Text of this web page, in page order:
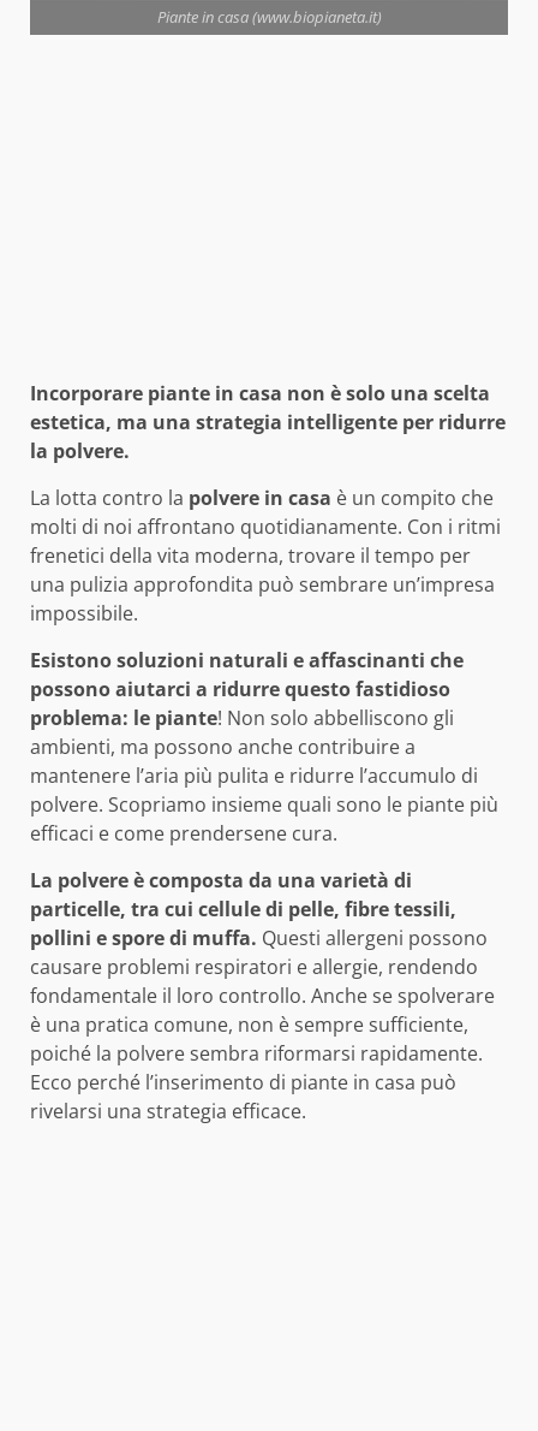
Piante in casa (www.biopianeta.it)
Incorporare piante in casa non è solo una scelta
estetica, ma una strategia intelligente per ridurre
la polvere.
La lotta contro la polvere in casa è un compito che
molti di noi affrontano quotidianamente. Con i ritmi
frenetici della vita moderna, trovare il tempo per
una pulizia approfondita può sembrare un’impresa
impossibile.
Esistono soluzioni naturali e affascinanti che
possono aiutarci a ridurre questo fastidioso
problema: le piante! Non solo abbelliscono gli
ambienti, ma possono anche contribuire a
mantenere l’aria più pulita e ridurre l’accumulo di
polvere. Scopriamo insieme quali sono le piante più
efficaci e come prendersene cura.
La polvere è composta da una varietà di
particelle, tra cui cellule di pelle, fibre tessili,
pollini e spore di muffa. Questi allergeni possono
causare problemi respiratori e allergie, rendendo
fondamentale il loro controllo. Anche se spolverare
è una pratica comune, non è sempre sufficiente,
poiché la polvere sembra riformarsi rapidamente.
Ecco perché l’inserimento di piante in casa può
rivelarsi una strategia efficace.